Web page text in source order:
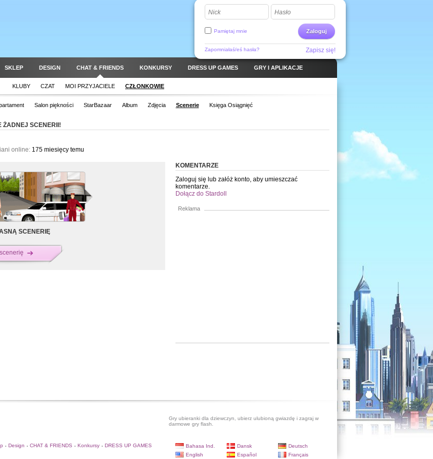
Nick Hasło
Zaloguj
Pamiętaj mnie
Zapomniałaś/eś hasła? Zapisz się!
SKLEP DESIGN CHAT & FRIENDS KONKURSY DRESS UP GAMES GRY I APLIKACJE
KLUBY CZAT MOI PRZYJACIELE CZŁONKOWIE
Salon piękności StarBazaar Album Zdjęcia Scenerie Księga Osiągnięć
ŻADNEJ SCENERII!
online: 175 miesięcy temu
SCENERIĘ
KOMENTARZE
Zaloguj się lub załóż konto, aby umieszczać
komentarze.
Dołącz do Stardoll
Reklama
Gry ubieranki dla dziewczyn, ubierz ulubioną gwiazdę i zagraj w
darmowe gry flash.
• Design • CHAT & FRIENDS • Konkursy • DRESS UP GAMES Bahasa Ind. Dansk
Deutsch
English
Español Français